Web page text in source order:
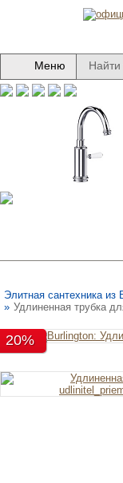
Меню
Элитная сантехника из
» Удлиненная трубка
20%